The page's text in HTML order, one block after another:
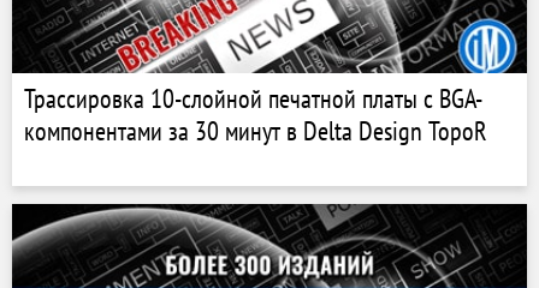
Трассировка 10-слойной печатной платы c BGA-
компонентами за 30 минут в Delta Design TopoR